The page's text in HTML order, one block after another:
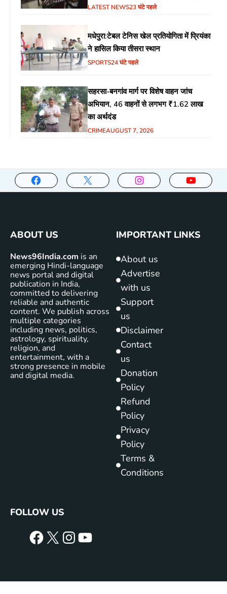
का उठा मुद्दा
LATEST NEWS23 घंटे पहले
मधेपुरा:टेबल टेनिस खेल प्रतियोगिता में प्रियंका
ने हासिल किया तीसरा स्थान
SPORTS24 घंटे पहले
सहरसा-बनगांव मार्ग पर विशेष वाहन जांच
अभियान, 46 वाहनों से लगभग ₹1.62 लाख
का अर्थदंड
CRIMEAUGUST 7, 2026
ABOUT US
News96India.com is an
emerging Hindi-language
news portal and digital
publication in India,
committed to delivering
reliable and authentic
content. We publish across
multiple categories
including news, politics,
astrology, spirituality,
religion, and
entertainment, with a
strong presence in mobile
and digital media.
IMPORTANT LINKS
About us
Advertise
with us
Support
us
Disclaimer
Contact
us
Donation
Policy
Refund
Policy
Privacy
Policy
Terms &
Conditions
FOLLOW US